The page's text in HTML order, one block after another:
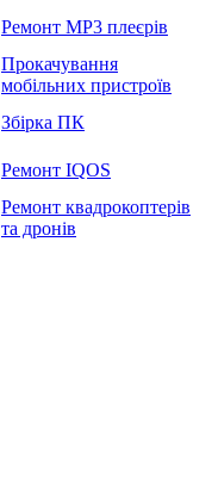
Ремонт MP3 плеєрів
Прокачування
мобільних пристроїв
Збірка ПК
Ремонт IQOS
Ремонт квадрокоптерів
та дронів